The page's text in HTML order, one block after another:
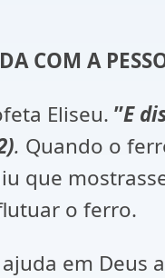
COM A
Eliseu. ”E
. Quando o
que
o ferro.
em Deus